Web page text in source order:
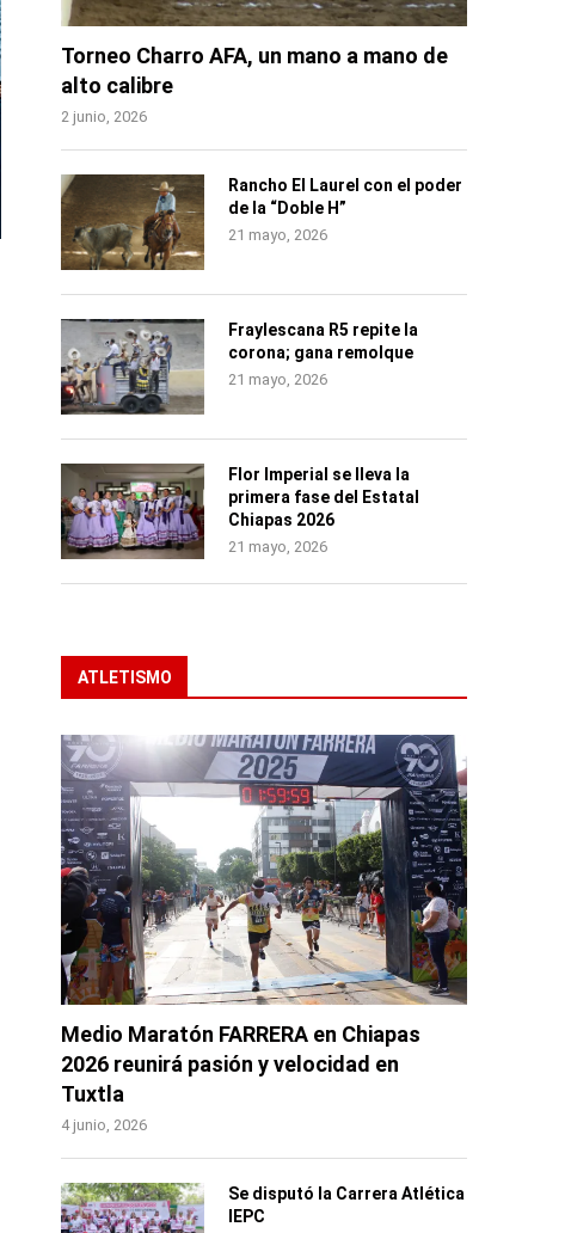
Torneo Charro AFA, un mano a mano de
alto calibre
2 junio, 2026
Rancho El Laurel con el poder
de la “Doble H”
21 mayo, 2026
Fraylescana R5 repite la
corona; gana remolque
21 mayo, 2026
Flor Imperial se lleva la
primera fase del Estatal
Chiapas 2026
21 mayo, 2026
ATLETISMO
Medio Maratón FARRERA en Chiapas
2026 reunirá pasión y velocidad en
Tuxtla
4 junio, 2026
Se disputó la Carrera Atlética
IEPC